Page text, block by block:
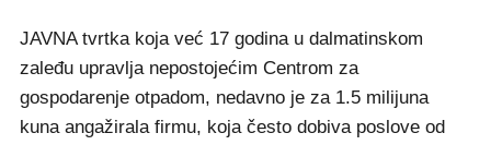
JAVNA tvrtka koja već 17 godina u dalmatinskom
zaleđu upravlja nepostojećim Centrom za
gospodarenje otpadom, nedavno je za 1.5 milijuna
kuna angažirala firmu, koja često dobiva poslove od